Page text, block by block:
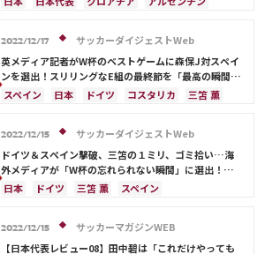
サウジアラビア
フランス モロッコ
韓国
オーストラリア
コスタリカ
デンマーク
セルビア
ベルギー スイス
イングランド
オランダ
ポーランド ポルトガル
ブラジル
ガーナ
セネガル カメルーン
アメリカ
ウェールズ
三笘 薫 田中 碧
2022/12/17
サッカーダイジェストWeb
英メディア記者がW杯のベストゲームに森保J対スペイ
ンを選出！スリリングなE組の最終節を「最高の瞬間」
に推す声も「日本がおとぎ話のような結末」【W杯】
スペイン 日本 ドイツ コスタリカ
三笘 薫
アルゼンチン
モロッコ 堂安 律
2022/12/15
サッカーダイジェストWeb
ドイツ＆スペイン撃破、三笘の１ミリ、ゴミ拾い…海
外メディアが「W杯の忘れられない瞬間」に選出！
「日本のファンはすべての人の心を掴んだ」
日本 ドイツ 三笘 薫
スペイン
ベルギー
ブラジル カメルーン
モロッコ
オーストラリア
コスタリカ
日本代表
2022/12/15
サッカーマガジンWEB
【日本代表レビュー08】田中碧は「これだけやっても